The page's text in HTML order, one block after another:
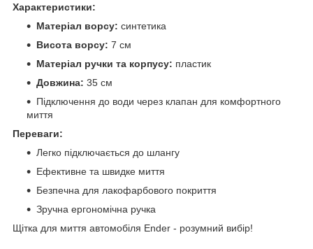
Характеристики:
Матеріал ворсу: синтетика
Висота ворсу: 7 см
Матеріал ручки та корпусу: пластик
Довжина: 35 см
Підключення до води через клапан для комфортного
миття
Переваги:
Легко підключається до шлангу
Ефективне та швидке миття
Безпечна для лакофарбового покриття
Зручна ергономічна ручка
Щітка для миття автомобіля Ender - розумний вибір!